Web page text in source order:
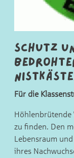
Schutz
Für die
Höhlenbrütende
zu finden. Den
Lebensraum
ihres